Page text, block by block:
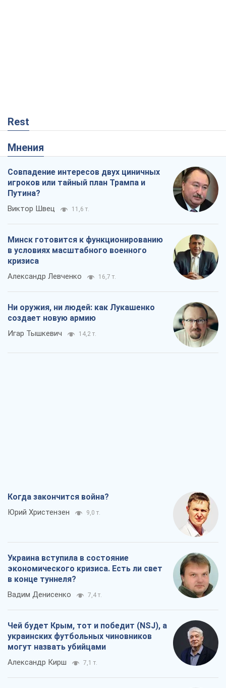
Rest
Мнения
Совпадение интересов двух циничных
игроков или тайный план Трампа и
Путина?
Виктор Швец 11,6 т.
Минск готовится к функционированию
в условиях масштабного военного
кризиса
Александр Левченко 16,7 т.
Ни оружия, ни людей: как Лукашенко
создает новую армию
Игар Тышкевич 14,2 т.
Когда закончится война?
Юрий Христензен 9,0 т.
Украина вступила в состояние
экономического кризиса. Есть ли свет
в конце туннеля?
Вадим Денисенко 7,4 т.
Чей будет Крым, тот и победит (NSJ), а
украинских футбольных чиновников
могут назвать убийцами
Александр Кирш 7,1 т.